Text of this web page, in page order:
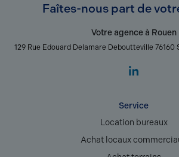
Faîtes-nous part de
Votre agence à Rouen
129 Rue Edouard Delamare Deboutteville
Service
Location bureaux
Achat locaux